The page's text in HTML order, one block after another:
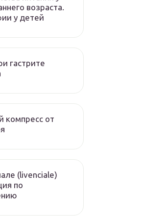
возраста.
у детей
гастрите
компресс от
(livenciale)
по